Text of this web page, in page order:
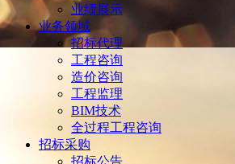
业绩展示
业务领域
招标代理
工程咨询
造价咨询
工程监理
BIM技术
全过程工程咨询
招标采购
招标公告